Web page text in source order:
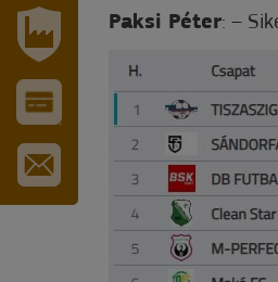
TURISZTIKA
PARK
ÉS
TURISZTIKAI
KÁRTYA
IRATKOZZON
HÍRLEVELÜNKRE
Paksi Péter: –